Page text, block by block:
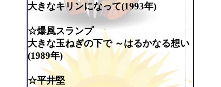
大きなキリンになって(1993年)
☆爆風スランプ
大きな玉ねぎの下で ～はるかなる想い
(1989年)
☆平井堅